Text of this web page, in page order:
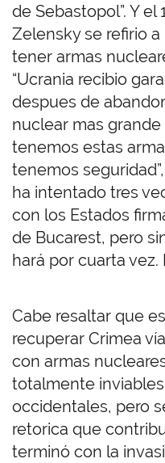
de Sebastopol”. Y el
Zelensky se refirio
tener armas
“Ucrania recibio
despues de
nuclear mas grande
tenemos estas
tenemos
ha intentado tres
con los Estados
de Bucarest, pero
hará por cuarta vez.
Cabe resaltar que
recuperar Crimea
con armas
totalmente
occidentales, pero
retorica que
terminó con la